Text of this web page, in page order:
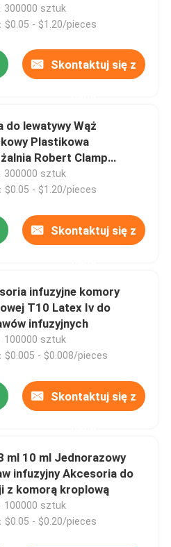
300000 sztuk
$0.05 - $1.20/pieces
Skontaktuj się z
do lewatywy Wąż
Plastikowa
Robert Clamp
biała
300000 sztuk
$0.05 - $1.20/pieces
Skontaktuj się z
infuzyjne komory
T10 Latex Iv do
infuzyjnych
100000 sztuk
$0.005 - $0.008/pieces
Skontaktuj się z
ml 10 ml Jednorazowy
infuzyjny Akcesoria do
z komorą kroplową
100000 sztuk
$0.05 - $0.20/pieces